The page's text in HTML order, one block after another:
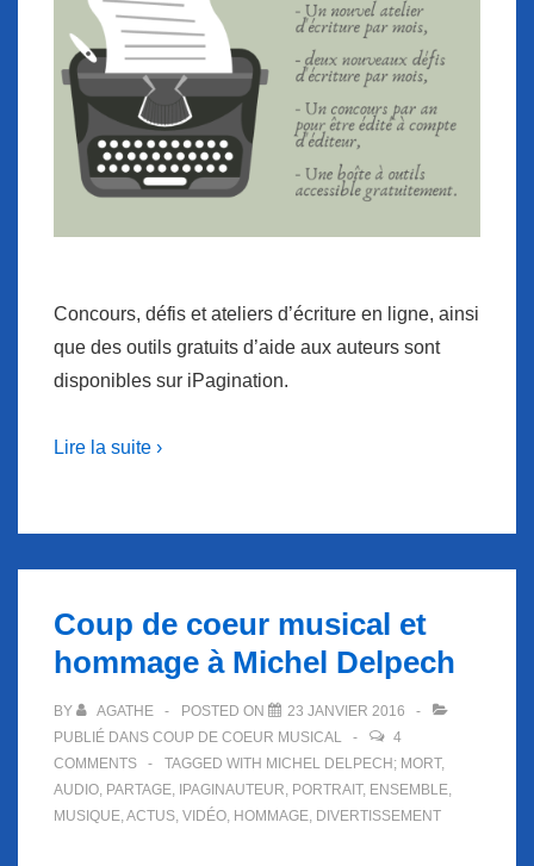
Concours, défis et ateliers d’écriture en ligne, ainsi
que des outils gratuits d’aide aux auteurs sont
disponibles sur iPagination.
Lire la suite ›
Coup de coeur musical et
hommage à Michel Delpech
BY AGATHE POSTED ON
23 JANVIER 2016
PUBLIÉ DANS COUP DE COEUR MUSICAL
4
COMMENTS
TAGGED WITH MICHEL DELPECH; MORT,
AUDIO, PARTAGE, IPAGINAUTEUR, PORTRAIT, ENSEMBLE,
MUSIQUE,ACTUS, VIDÉO, HOMMAGE, DIVERTISSEMENT